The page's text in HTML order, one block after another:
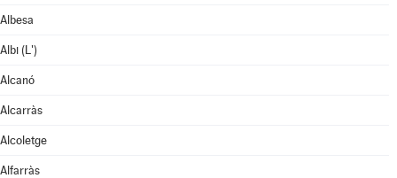
Albesa
Albi (L')
Alcanó
Alcarràs
Alcoletge
Alfarràs